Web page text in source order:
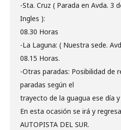
-Sta. Cruz ( Parada en Avda. 3
Ingles ):
08.30 Horas
-La Laguna: ( Nuestra sede.
08.15 Horas.
-Otras paradas: Posibilidad de
paradas según el
trayecto de la guagua ese día
En esta ocasión se irá y
AUTOPISTA DEL SUR.